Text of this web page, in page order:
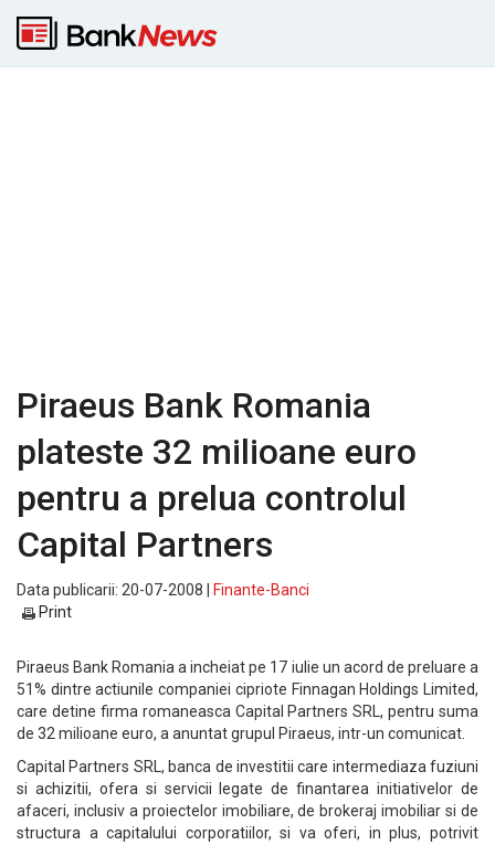
Piraeus Bank Romania
plateste 32 milioane euro
pentru a prelua controlul
Capital Partners
Data publicarii: 20-07-2008 |
Finante-Banci
Print
Piraeus Bank Romania a incheiat pe 17 iulie un acord de preluare a
51% dintre actiunile companiei cipriote Finnagan Holdings Limited,
care detine firma romaneasca Capital Partners SRL, pentru suma
de 32 milioane euro, a anuntat grupul Piraeus, intr-un comunicat.
Capital Partners SRL, banca de investitii care intermediaza fuziuni
si achizitii, ofera si servicii legate de finantarea initiativelor de
afaceri, inclusiv a proiectelor imobiliare, de brokeraj imobiliar si de
structura a capitalului corporatiilor, si va oferi, in plus, potrivit